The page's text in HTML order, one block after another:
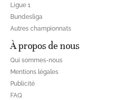
Ligue 1
Bundesliga
Autres championnats
À propos de nous
Qui sommes-nous
Mentions légales
Publicité
FAQ